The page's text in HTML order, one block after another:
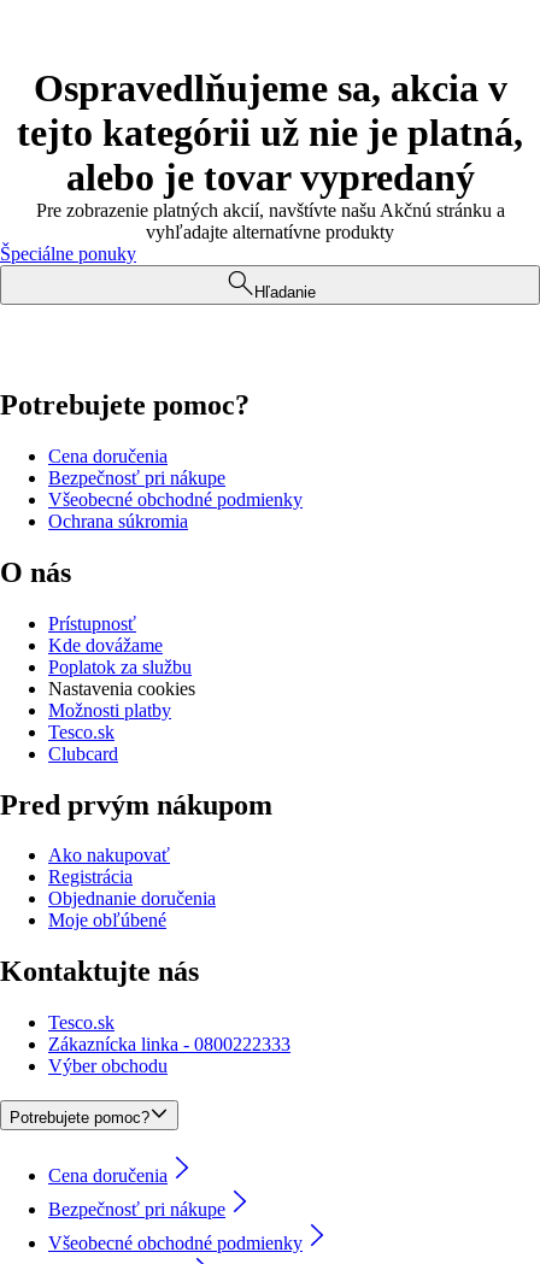
Ospravedlňujeme sa, akcia v
tejto kategórii už nie je platná,
alebo je tovar vypredaný
Pre zobrazenie platných akcií, navštívte našu Akčnú stránku a
vyhľadajte alternatívne produkty
Špeciálne ponuky
Hľadanie
Potrebujete pomoc?
Cena doručenia
Bezpečnosť pri nákupe
Všeobecné obchodné podmienky
Ochrana súkromia
O nás
Prístupnosť
Kde dovážame
Poplatok za službu
Nastavenia cookies
Možnosti platby
Tesco.sk
Clubcard
Pred prvým nákupom
Ako nakupovať
Registrácia
Objednanie doručenia
Moje obľúbené
Kontaktujte nás
Tesco.sk
Zákaznícka linka - 0800222333
Výber obchodu
Potrebujete pomoc?
Cena doručenia
Bezpečnosť pri nákupe
Všeobecné obchodné podmienky